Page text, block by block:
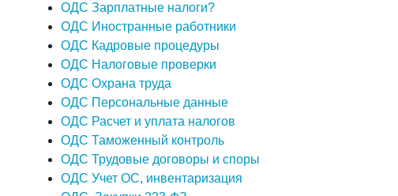
ОДС Зарплатные налоги?
ОДС Иностранные работники
ОДС Кадровые процедуры
ОДС Налоговые проверки
ОДС Охрана труда
ОДС Персональные данные
ОДС Расчет и уплата налогов
ОДС Таможенный контроль
ОДС Трудовые договоры и споры
ОДС Учет ОС, инвентаризация